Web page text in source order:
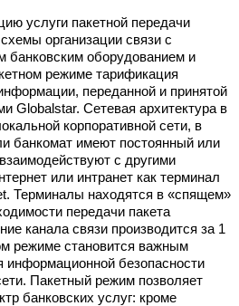
услуги пакетной передачи
организации связи с
оборудованием и
режиме тарификация
переданной и принятой
Globalstar. Сетевая архитектура в
корпоративной сети, в
банкомат имеют постоянный или
с другими
или интранет как терминал
Терминалы находятся в «спящем»
передачи пакета
канала связи производится за 1
режиме становится важным
информационной безопасности
Пакетный режим позволяет
банковских услуг: кроме